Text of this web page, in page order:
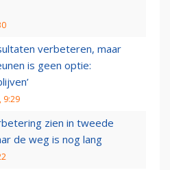
verbeteren, maar
is geen optie:
9:29
zien in tweede
de weg is nog lang